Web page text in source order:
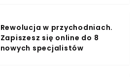
Rewolucja w przychodniach.
Zapiszesz się online do 8
nowych specjalistów